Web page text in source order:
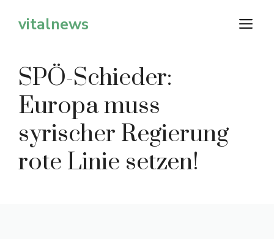
Inhaltvitalnews
SPÖ-Schieder:
Europa muss
syrischer Regierung
rote Linie setzen!